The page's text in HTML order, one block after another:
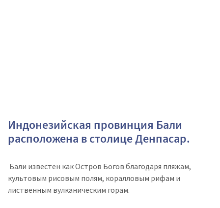
Индонезийская провинция Бали
расположена в столице Денпасар.
Бали известен как Остров Богов благодаря пляжам,
культовым рисовым полям, коралловым рифам и
лиственным вулканическим горам.